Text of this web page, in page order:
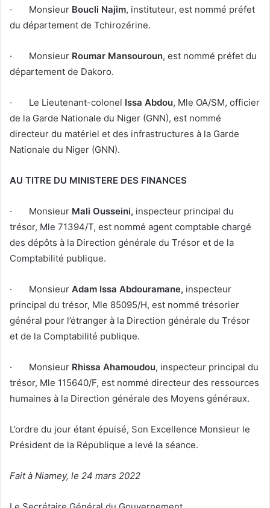
· Monsieur Boucli Najim, instituteur, est nommé préfet
du département de Tchirozérine.
· Monsieur Roumar Mansouroun, est nommé préfet du
département de Dakoro.
· Le Lieutenant-colonel Issa Abdou, Mle OA/SM, officier
de la Garde Nationale du Niger (GNN), est nommé
directeur du matériel et des infrastructures à la Garde
Nationale du Niger (GNN).
AU TITRE DU MINISTERE DES FINANCES
· Monsieur Mali Ousseini, inspecteur principal du
trésor, Mle 71394/T, est nommé agent comptable chargé
des dépôts à la Direction générale du Trésor et de la
Comptabilité publique.
· Monsieur Adam Issa Abdouramane, inspecteur
principal du trésor, Mle 85095/H, est nommé trésorier
général pour l’étranger à la Direction générale du Trésor
et de la Comptabilité publique.
· Monsieur Rhissa Ahamoudou, inspecteur principal du
trésor, Mle 115640/F, est nommé directeur des ressources
humaines à la Direction générale des Moyens généraux.
L’ordre du jour étant épuisé, Son Excellence Monsieur le
Président de la République a levé la séance.
Fait à Niamey, le 24 mars 2022